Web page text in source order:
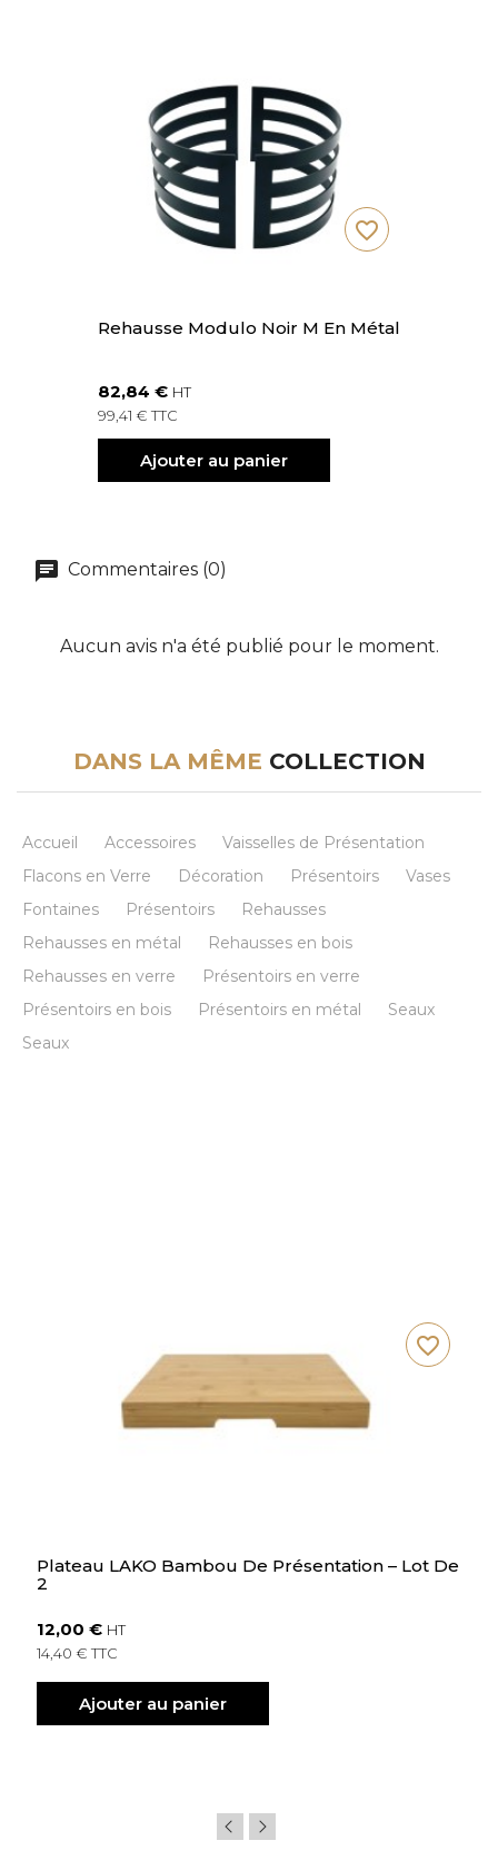
Rehausse Modulo Noir M En Métal
82,84 € HT
99,41 € TTC
Ajouter au panier
favorite_border
Commentaires (0)
Aucun avis n'a été publié pour le moment.
DANS LA MÊME COLLECTION
Accueil Accessoires
Vaisselles de Présentation
Flacons en Verre
Décoration Présentoirs
Vases
Fontaines
Présentoirs
Rehausses
Rehausses en métal
Rehausses en bois
Rehausses en verre
Présentoirs en verre
Présentoirs en bois
Présentoirs en métal
Seaux
Seaux
Plateau LAKO Bambou De Présentation – Lot De
2
12,00 € HT
14,40 € TTC
Ajouter au panier
favorite_border